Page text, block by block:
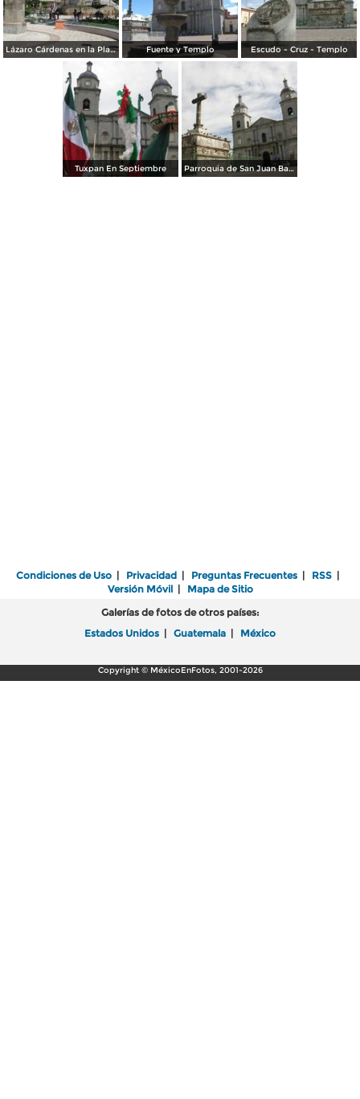
Lázaro Cárdenas en la Plaza Fuente y Templo Escudo - Cruz - Templo
Tuxpan En Septiembre Parroquia de San Juan Bautista y Cruz Atrial
Condiciones de Uso | Privacidad | Preguntas Frecuentes | RSS |
Versión Móvil| Mapa de Sitio
Galerías de fotos de otros países:
Estados Unidos | Guatemala | México
Copyright © MéxicoEnFotos, 2001-2026